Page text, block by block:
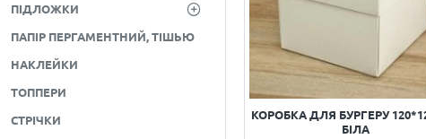
ПІДЛОЖКИ
ПАПІР ПЕРГАМЕНТНИЙ, ТІШЬЮ
НАКЛЕЙКИ
ТОППЕРИ
СТРІЧКИ
КОРОБКА ДЛЯ БУРГЕРУ
БІЛА